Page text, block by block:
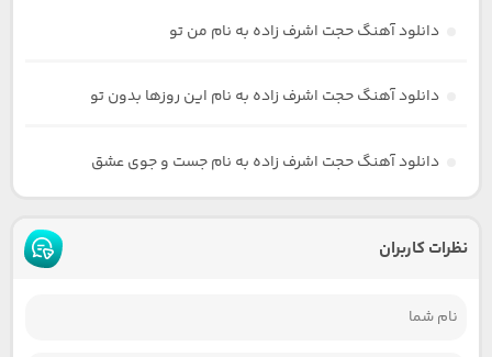
دانلود آهنگ حجت اشرف زاده به نام من تو
دانلود آهنگ حجت اشرف زاده به نام این روزها بدون تو
دانلود آهنگ حجت اشرف زاده به نام جست و جوی عشق
نظرات کاربران